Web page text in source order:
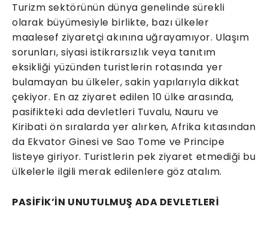
Turizm sektörünün dünya genelinde sürekli
olarak büyümesiyle birlikte, bazı ülkeler
maalesef ziyaretçi akınına uğrayamıyor. Ulaşım
sorunları, siyasi istikrarsızlık veya tanıtım
eksikliği yüzünden turistlerin rotasında yer
bulamayan bu ülkeler, sakin yapılarıyla dikkat
çekiyor. En az ziyaret edilen 10 ülke arasında,
pasifikteki ada devletleri Tuvalu, Nauru ve
Kiribati ön sıralarda yer alırken, Afrika kıtasından
da Ekvator Ginesi ve Sao Tome ve Principe
listeye giriyor. Turistlerin pek ziyaret etmediği bu
ülkelerle ilgili merak edilenlere göz atalım.
PASİFİK’İN UNUTULMUŞ ADA DEVLETLERİ